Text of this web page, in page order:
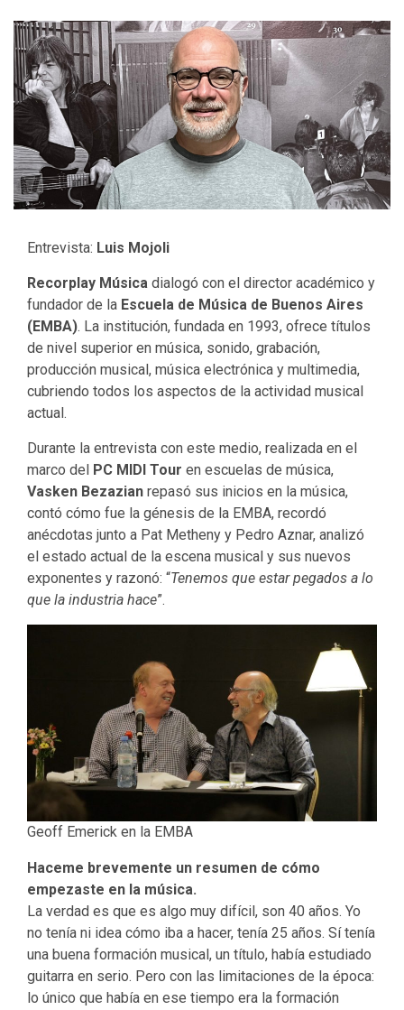
Entrevista: Luis Mojoli
Recorplay Música dialogó con el director académico y
fundador de la Escuela de Música de Buenos Aires
(EMBA). La institución, fundada en 1993, ofrece títulos
de nivel superior en música, sonido, grabación,
producción musical, música electrónica y multimedia,
cubriendo todos los aspectos de la actividad musical
actual.
Durante la entrevista con este medio, realizada en el
marco del PC MIDI Tour en escuelas de música,
Vasken Bezazian repasó sus inicios en la música,
contó cómo fue la génesis de la EMBA, recordó
anécdotas junto a Pat Metheny y Pedro Aznar, analizó
el estado actual de la escena musical y sus nuevos
exponentes y razonó: “Tenemos que estar pegados a lo
que la industria hace”.
Geoff Emerick en la EMBA
Haceme brevemente un resumen de cómo
empezaste en la música.
La verdad es que es algo muy difícil, son 40 años. Yo
no tenía ni idea cómo iba a hacer, tenía 25 años. Sí tenía
una buena formación musical, un título, había estudiado
guitarra en serio. Pero con las limitaciones de la época:
lo único que había en ese tiempo era la formación